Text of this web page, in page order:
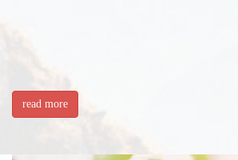
read more